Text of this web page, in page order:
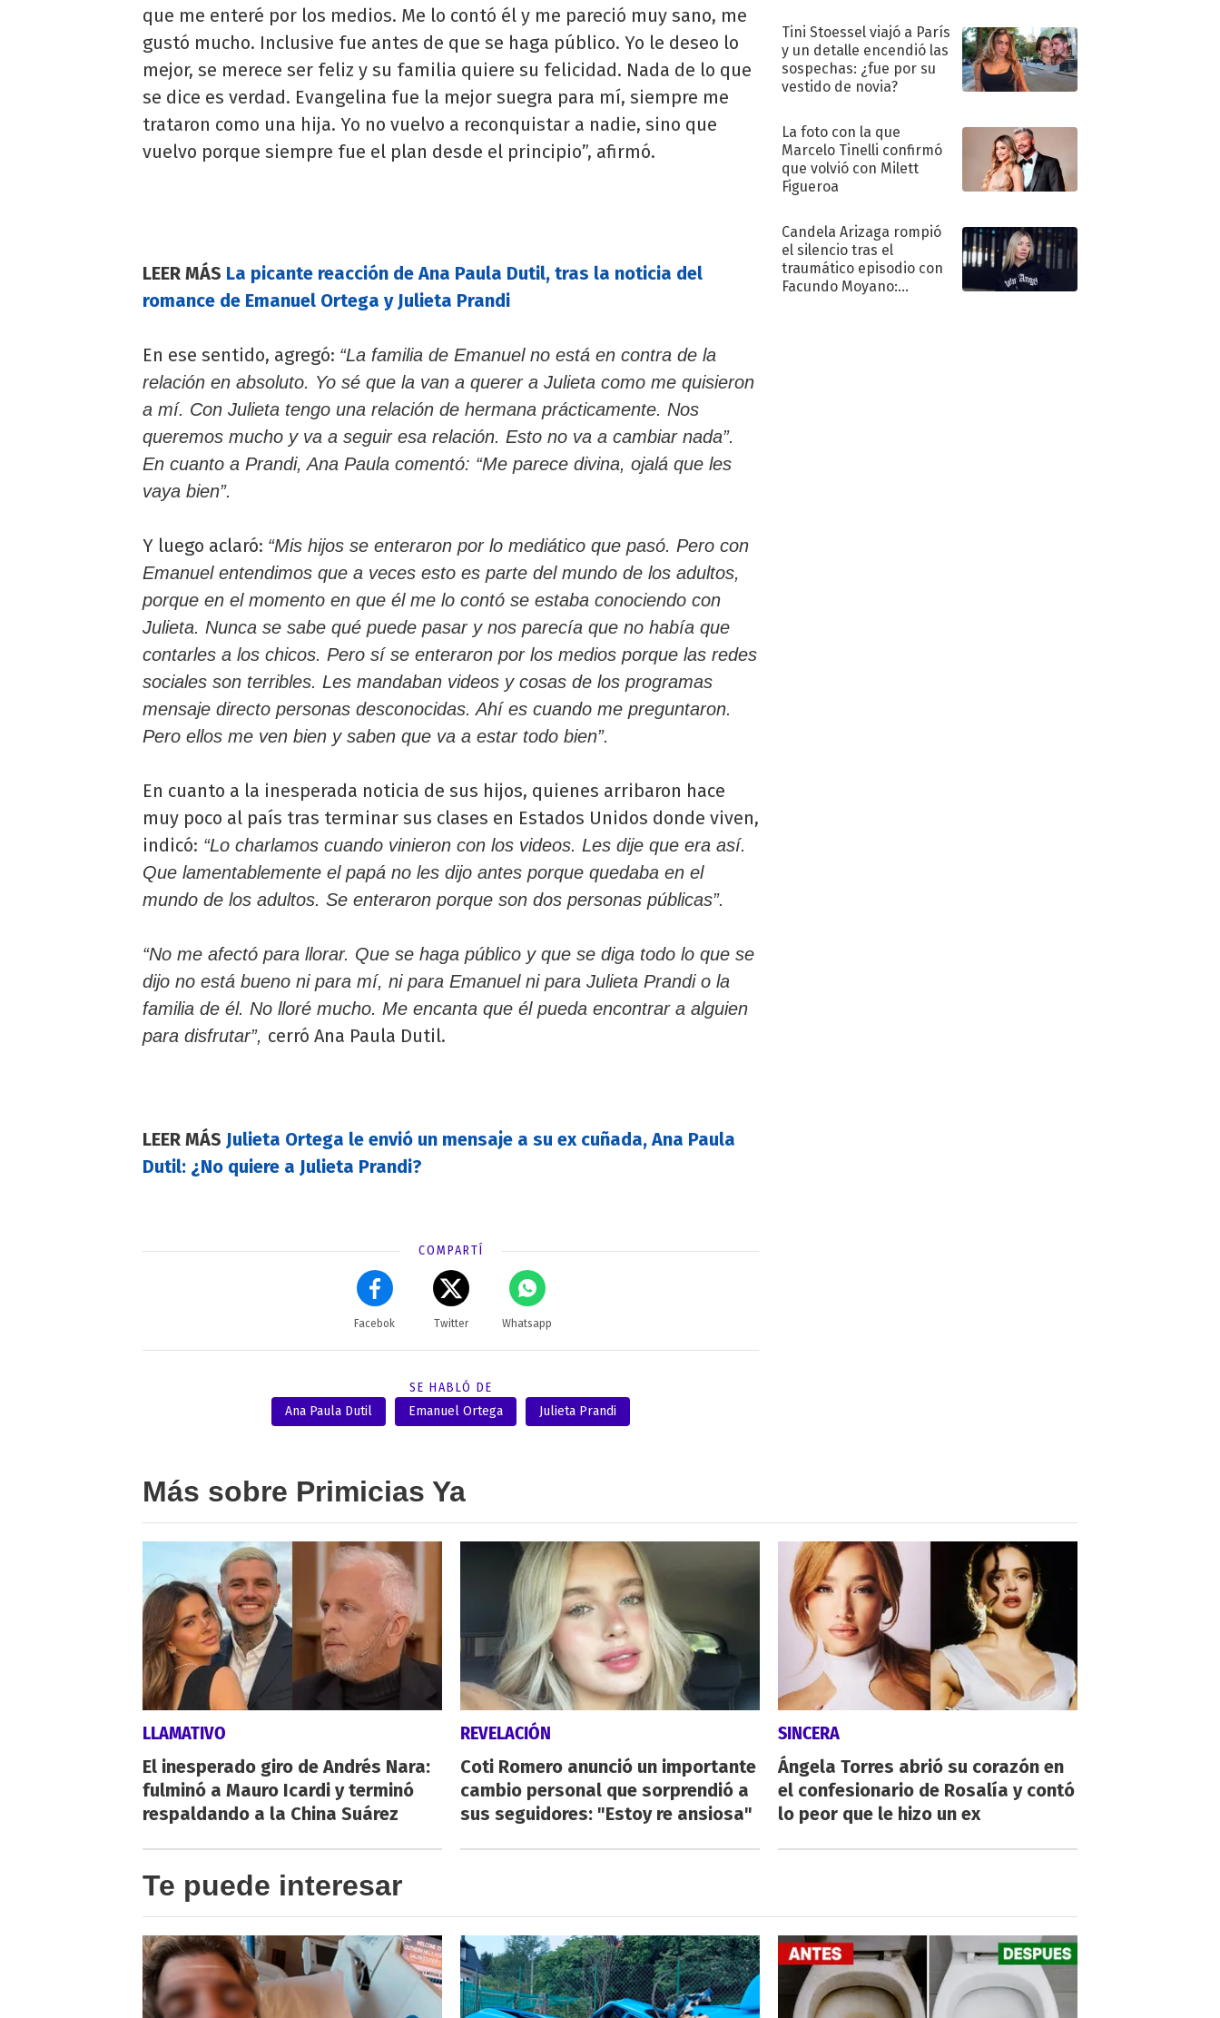
que me enteré por los medios. Me lo contó él y me pareció muy sano, me
gustó mucho. Inclusive fue antes de que se haga público. Yo le deseo lo
mejor, se merece ser feliz y su familia quiere su felicidad. Nada de lo que
se dice es verdad. Evangelina fue la mejor suegra para mí, siempre me
trataron como una hija. Yo no vuelvo a reconquistar a nadie, sino que
vuelvo porque siempre fue el plan desde el principio”, afirmó.
LEER MÁS La picante reacción de Ana Paula Dutil, tras la noticia del
romance de Emanuel Ortega y Julieta Prandi
En ese sentido, agregó: “La familia de Emanuel no está en contra de la
relación en absoluto. Yo sé que la van a querer a Julieta como me quisieron
a mí. Con Julieta tengo una relación de hermana prácticamente. Nos
queremos mucho y va a seguir esa relación. Esto no va a cambiar nada”.
En cuanto a Prandi, Ana Paula comentó: “Me parece divina, ojalá que les
vaya bien”.
Y luego aclaró: “Mis hijos se enteraron por lo mediático que pasó. Pero con
Emanuel entendimos que a veces esto es parte del mundo de los adultos,
porque en el momento en que él me lo contó se estaba conociendo con
Julieta. Nunca se sabe qué puede pasar y nos parecía que no había que
contarles a los chicos. Pero sí se enteraron por los medios porque las redes
sociales son terribles. Les mandaban videos y cosas de los programas
mensaje directo personas desconocidas. Ahí es cuando me preguntaron.
Pero ellos me ven bien y saben que va a estar todo bien”.
En cuanto a la inesperada noticia de sus hijos, quienes arribaron hace
muy poco al país tras terminar sus clases en Estados Unidos donde viven,
indicó: “Lo charlamos cuando vinieron con los videos. Les dije que era así.
Que lamentablemente el papá no les dijo antes porque quedaba en el
mundo de los adultos. Se enteraron porque son dos personas públicas”.
“No me afectó para llorar. Que se haga público y que se diga todo lo que se
dijo no está bueno ni para mí, ni para Emanuel ni para Julieta Prandi o la
familia de él. No lloré mucho. Me encanta que él pueda encontrar a alguien
para disfrutar”, cerró Ana Paula Dutil.
LEER MÁS Julieta Ortega le envió un mensaje a su ex cuñada, Ana Paula
Dutil: ¿No quiere a Julieta Prandi?
COMPARTÍ
Facebok Twitter Whatsapp
SE HABLÓ DE
Ana Paula Dutil
Emanuel Ortega Julieta Prandi
Tini Stoessel viajó a París
y un detalle encendió las
sospechas: ¿fue por su
vestido de novia?
La foto con la que
Marcelo Tinelli confirmó
que volvió con Milett
Figueroa
Candela Arizaga rompió
el silencio tras el
traumático episodio con
Facundo Moyano:
Más sobre Primicias Ya
LLAMATIVO
El inesperado giro de Andrés Nara:
fulminó a Mauro Icardi y terminó
respaldando a la China Suárez
REVELACIÓN
Coti Romero anunció un importante
cambio personal que sorprendió a
sus seguidores: "Estoy re ansiosa"
SINCERA
Ángela Torres abrió su corazón en
el confesionario de Rosalía y contó
lo peor que le hizo un ex
Te puede interesar